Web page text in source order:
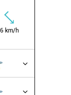
6 km/h